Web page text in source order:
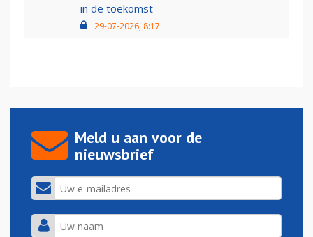
in de toekomst'
29-07-2026, 8:17
Meld u aan voor de
nieuwsbrief